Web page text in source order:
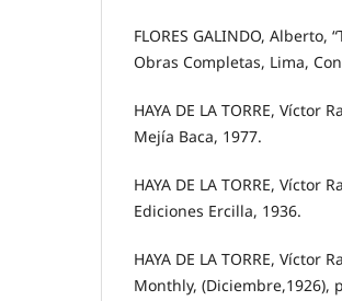
FLORES GALINDO,
Obras Completas, Lima,
HAYA DE LA TORRE, Víctor
Mejía Baca, 1977.
HAYA DE LA TORRE, Víctor
Ediciones Ercilla, 1936.
HAYA DE LA TORRE, Víctor
Monthly, (Diciembre,1926),